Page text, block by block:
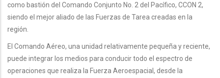
como bastión del Comando Conjunto No. 2 del Pacífico, CCON 2,
siendo el mejor aliado de las Fuerzas de Tarea creadas en la
región.
El Comando Aéreo, una unidad relativamente pequeña y reciente,
puede integrar los medios para conducir todo el espectro de
operaciones que realiza la Fuerza Aeroespacial, desde la